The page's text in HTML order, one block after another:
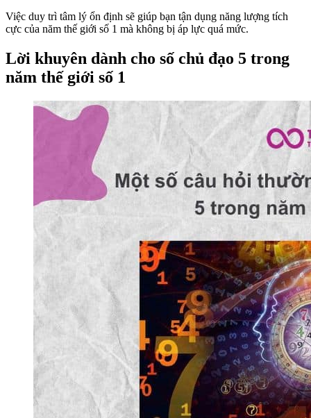
Việc duy trì tâm lý ổn định sẽ giúp bạn tận dụng năng lượng tích
cực của năm thế giới số 1 mà không bị áp lực quá mức.
Lời khuyên dành cho số chủ đạo 5 trong
năm thế giới số 1